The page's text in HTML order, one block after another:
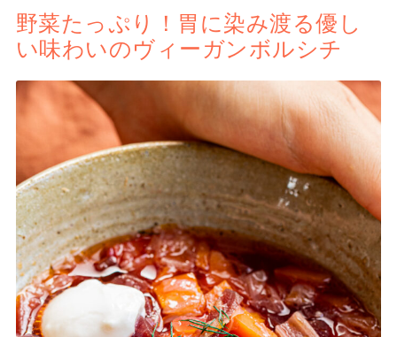
野菜たっぷり！胃に染み渡る優し
い味わいのヴィーガンボルシチ